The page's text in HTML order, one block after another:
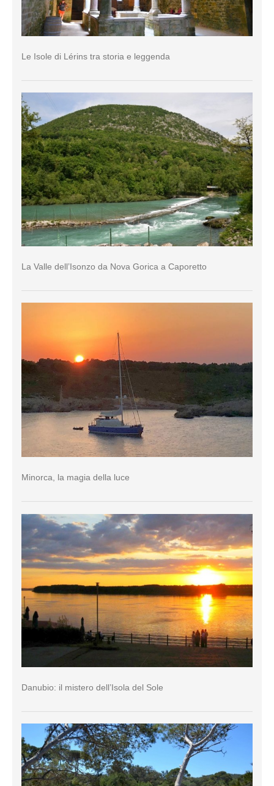
Le Isole di Lérins tra storia e leggenda
La Valle dell’Isonzo da Nova Gorica a Caporetto
Minorca, la magia della luce
Danubio: il mistero dell’Isola del Sole